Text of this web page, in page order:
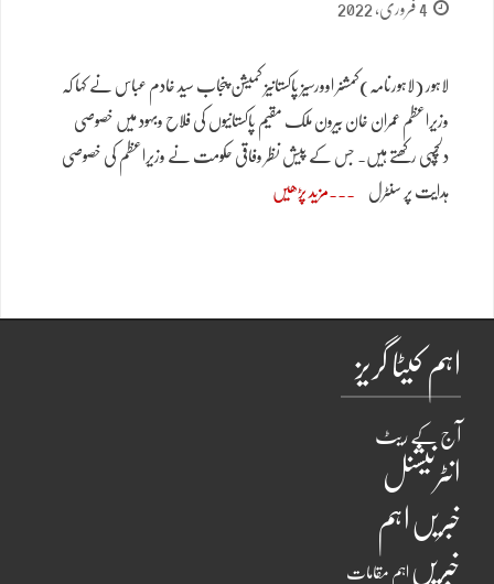
4 فروری, 2022
لاہور (لاہورنامہ)کمشنر اوورسیز پاکستانیز کمیشن پنجاب سید خادم عباس نے کہا کہ
وزیراعظم عمران خان بیرون ملک مقیم پاکستانیوں کی فلاح وبہود میں خصوصی
دلچسپی رکھتے ہیں۔ جس کے پیش نظر وفاقی حکومت نے وزیراعظم کی خصوصی
ہدایت پر سنٹرل مزید پڑھیں
اہم کیٹا گریز
آج کے ریٹ
انٹرنیشنل
خبریں اہم
خبریں اہم مقامات